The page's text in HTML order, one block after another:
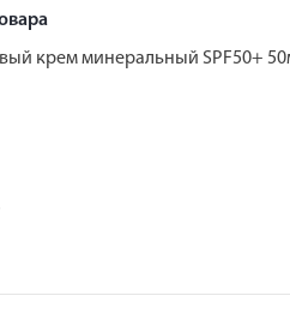
крем минеральный SPF50+